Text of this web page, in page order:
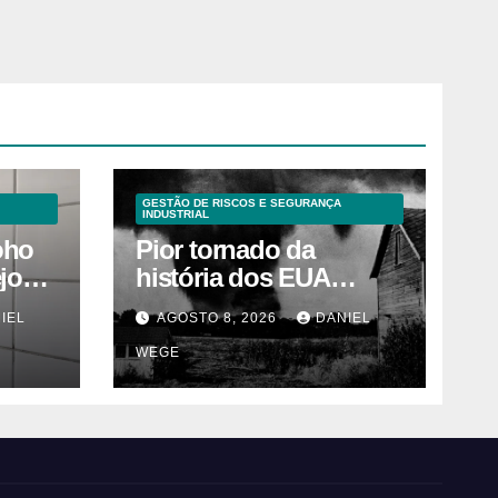
GESTÃO DE RISCOS E SEGURANÇA
INDUSTRIAL
Pior tornado da
história dos EUA
devastou 3 estados e
deixou centenas de
mortos
AGOSTO 8, 2026 DANIEL
WEGE